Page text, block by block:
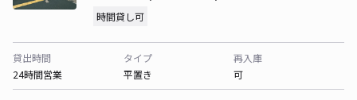
時間貸し可
貸出時間
24時間営業
タイプ
平置き
再入庫
可